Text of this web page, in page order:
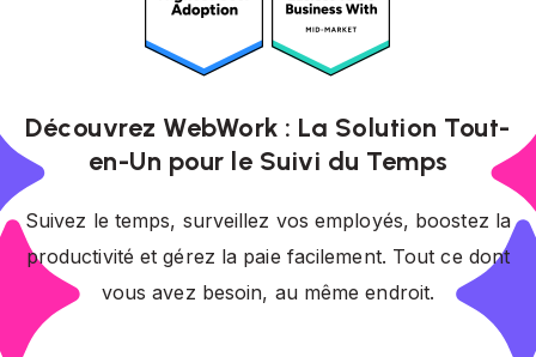
Découvrez WebWork : La Solution Tout-
en-Un pour le Suivi du Temps
Suivez le temps, surveillez vos employés, boostez la
productivité et gérez la paie facilement. Tout ce dont
vous avez besoin, au même endroit.